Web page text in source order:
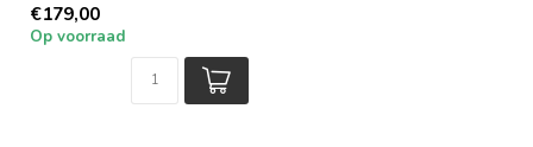
€179,00
Op voorraad